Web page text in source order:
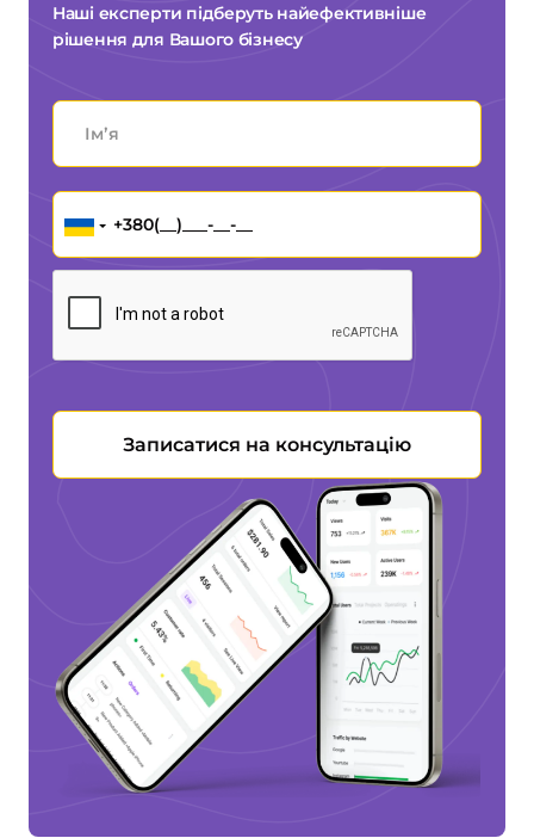
Наші експерти підберуть найефективніше
рішення для Вашого бізнесу
Записатися на консультацію